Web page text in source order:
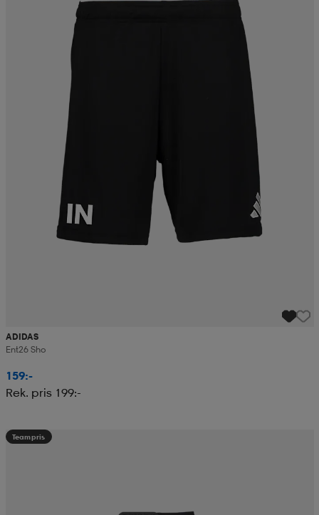
ADIDAS
Ent26 Sho
159:-
Rek. pris 199:-
Teampris